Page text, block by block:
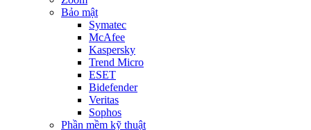
Bảo mật
Symatec
McAfee
Kaspersky
Trend Micro
ESET
Bidefender
Veritas
Sophos
Phần mềm kỹ thuật